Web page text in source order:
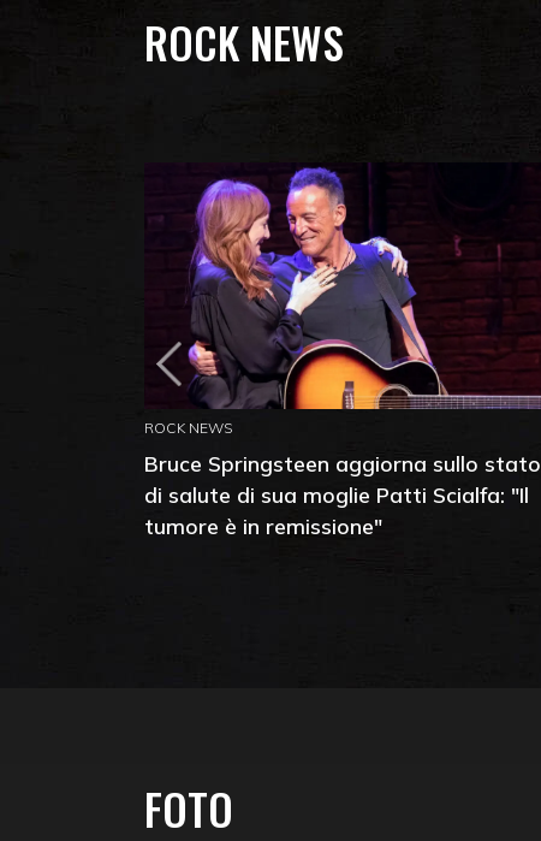
ROCK NEWS
ROCK NEWS
Bruce Springsteen aggiorna sullo stato
di salute di sua moglie Patti Scialfa: "Il
tumore è in remissione"
FOTO